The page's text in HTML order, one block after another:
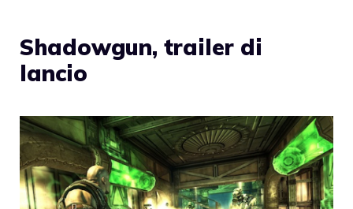
Shadowgun, trailer di
lancio